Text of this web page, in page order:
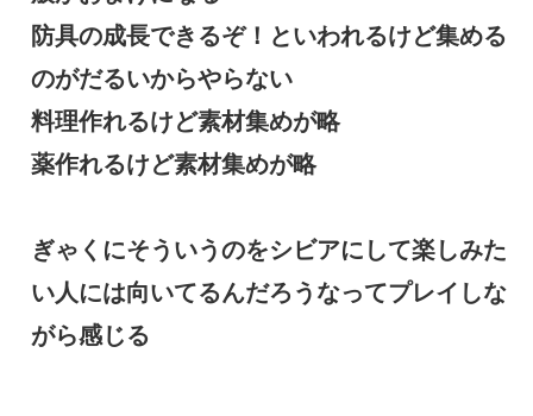
防具の成長できるぞ！といわれるけど集める
のがだるいからやらない
料理作れるけど素材集めが略
薬作れるけど素材集めが略
ぎゃくにそういうのをシビアにして楽しみた
い人には向いてるんだろうなってプレイしな
がら感じる